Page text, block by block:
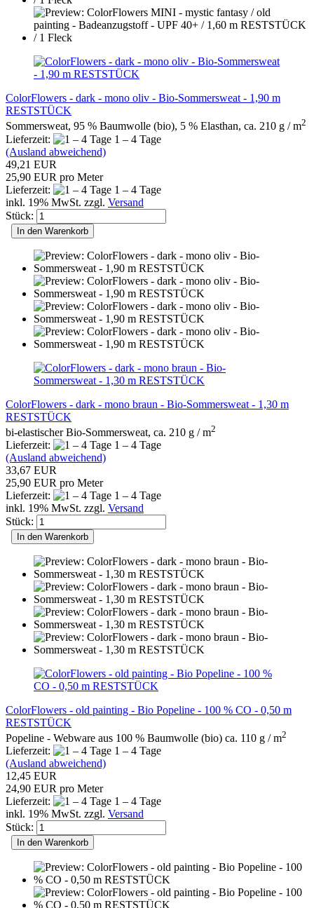
ColorFlowers - dark - mono oliv - Bio-Sommersweat - 1,90 m
RESTSTÜCK
Sommersweat, 95 % Baumwolle (bio), 5 % Elasthan, ca. 210 g / m2
Lieferzeit:
1 – 4 Tage
(Ausland abweichend)
49,21 EUR
25,90 EUR pro Meter
Lieferzeit:
1 – 4 Tage
inkl. 19% MwSt. zzgl. Versand
Stück:
In den Warenkorb
ColorFlowers - dark - mono braun - Bio-Sommersweat - 1,30 m
RESTSTÜCK
bi-elastischer Bio-Sommersweat, ca. 210 g / m2
Lieferzeit:
1 – 4 Tage
(Ausland abweichend)
33,67 EUR
25,90 EUR pro Meter
Lieferzeit:
1 – 4 Tage
inkl. 19% MwSt. zzgl. Versand
Stück:
In den Warenkorb
ColorFlowers - old painting - Bio Popeline - 100 % CO - 0,50 m
RESTSTÜCK
Popeline - Webware aus 100 % Baumwolle (bio) ca. 110 g / m2
Lieferzeit:
1 – 4 Tage
(Ausland abweichend)
12,45 EUR
24,90 EUR pro Meter
Lieferzeit:
1 – 4 Tage
inkl. 19% MwSt. zzgl. Versand
Stück:
In den Warenkorb